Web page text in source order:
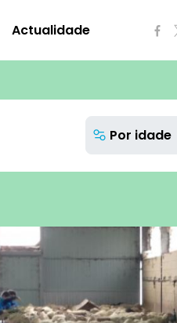
Actualidade
Por idade